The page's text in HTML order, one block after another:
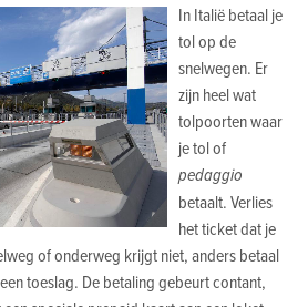
In Italië betaal je
tol op de
snelwegen. Er
zijn heel wat
tolpoorten waar
je tol of
pedaggio
betaalt. Verlies
het ticket dat je
of onderweg krijgt niet, anders betaal
toeslag. De betaling gebeurt contant,